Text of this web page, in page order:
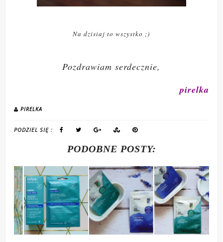
Na dzisiaj to wszystko ;)
Pozdrawiam serdecznie,
pirelka
PIRELKA
PODZIEL SIĘ :
PODOBNE POSTY: